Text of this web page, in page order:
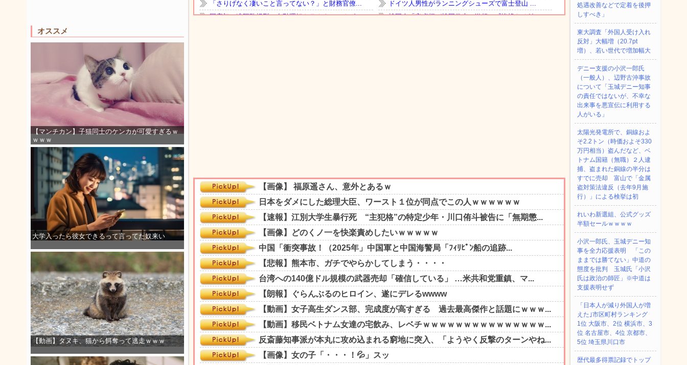
オススメ
【マンチカン】子猫同士のケンカが可愛すぎるｗ
ｗｗｗ
大学入ったら彼女できるって言ってた奴来い
【動画】タヌキ、猫から餌奪って逃走ｗｗｗ
処遇改善などで定着を後押
しすべき」
東大調査「外国人受け入れ
反対」大幅増（20.7pt
増）、若い世代で増加幅大
デニー支援の小沢一郎氏
（一般人）、辺野古沖事故
について「玉城デニー知事
の責任ではないが、不幸な
出来事を悪宣伝に利用する
人がいる」
太陽光発電所で、銅線およ
そ2.2トン（時価およそ330
万円相当）盗んだなど、ベ
トナム国籍（無職）２人逮
捕、盗まれた銅線の半分は
すでに売却 富山で「金属
盗対策法違反（去年9月施
行）」による検挙は初
れいわ新選組、公式グッズ
半額セールｗｗｗｗ
小沢一郎氏、玉城デニー知
事を全力応援表明 「この
ままでは勝てない」中道の
態度を批判 玉城氏「小沢
氏は政治の師匠」※中道は
支援表明せず
「日本人が減り外国人が増
えた｣市区町村ランキング
1位 大阪市、2位 横浜市、3
位 名古屋市、4位 京都市、
5位 埼玉県川口市
歴代最多得票記録でトップ